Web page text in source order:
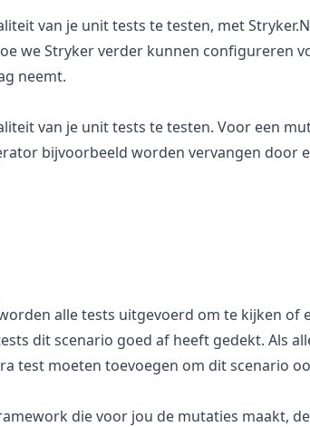
van je unit tests te testen, met
we Stryker verder kunnen
neemt.
van je unit tests te testen. Voor een
bijvoorbeeld worden vervangen door
alle tests uitgevoerd om te kijken of
dit scenario goed af heeft gedekt. Als
test moeten toevoegen om dit scenario
die voor jou de mutaties maakt,